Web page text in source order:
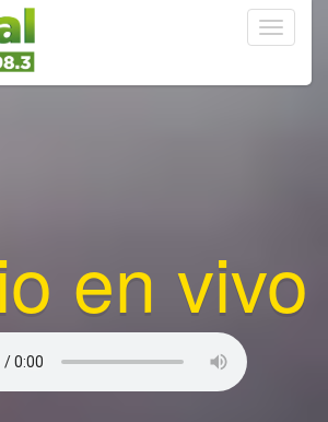
Toggle
en vivo